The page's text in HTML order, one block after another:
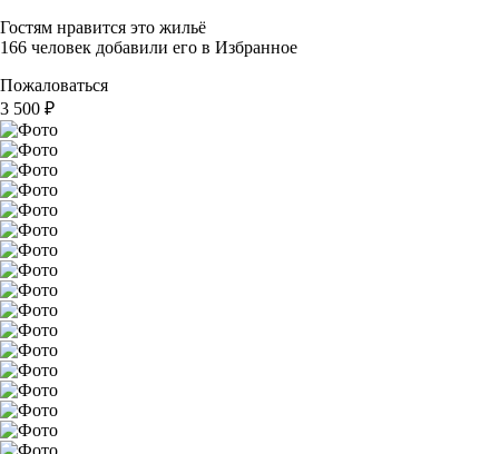
Гостям нравится это жильё
166 человек добавили его в Избранное
Пожаловаться
3 500 ₽